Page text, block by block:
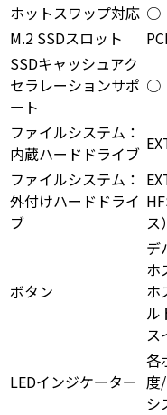
ホットスワップ対応 ○
M.2 SSDスロット
SSDキャッシュアク
セラレーションサポ
ート
○
ファイルシステム：
内蔵ハードドライブ
ファイルシステム：
外付けハードドライ
ブ
ス）
ボタン
デ
ホ
ホ
ル
ス
LEDインジケーター
各
度
シ